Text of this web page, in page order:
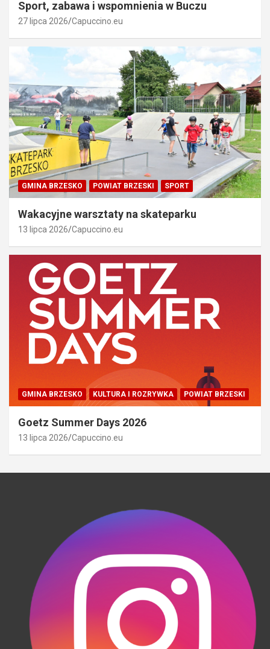
Sport, zabawa i wspomnienia w Buczu
27 lipca 2026 Capuccino.eu
GMINA BRZESKO POWIAT BRZESKI SPORT
Wakacyjne warsztaty na skateparku
13 lipca 2026 Capuccino.eu
GMINA BRZESKO KULTURA I ROZRYWKA POWIAT BRZESKI
Goetz Summer Days 2026
13 lipca 2026 Capuccino.eu